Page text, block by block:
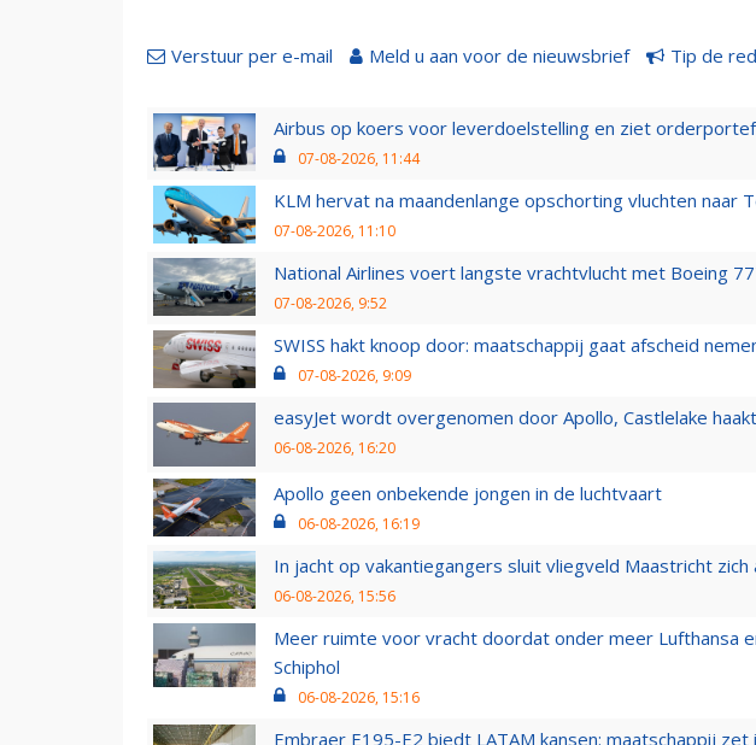
Verstuur per e-mail Meld u aan voor de nieuwsbrief Tip de
Airbus op koers voor leverdoelstelling en ziet
07-08-2026, 11:44
KLM hervat na maandenlange opschorting vluchten naar
07-08-2026, 11:10
National Airlines voert langste vrachtvlucht met Boeing
07-08-2026, 9:52
SWISS hakt knoop door: maatschappij gaat afscheid
07-08-2026, 9:09
easyJet wordt overgenomen door Apollo, Castlelake
06-08-2026, 16:20
Apollo geen onbekende jongen in de luchtvaart
06-08-2026, 16:19
In jacht op vakantiegangers sluit vliegveld Maastricht zich
06-08-2026, 15:56
Meer ruimte voor vracht doordat onder meer Lufthansa
Schiphol
06-08-2026, 15:16
Embraer E195-E2 biedt LATAM kansen: maatschappij